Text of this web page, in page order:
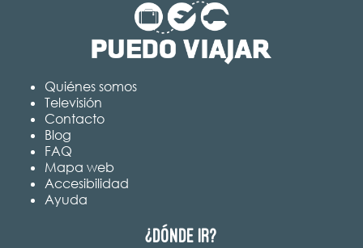
Quiénes somos
Televisión
Contacto
Blog
FAQ
Mapa web
Accesibilidad
Ayuda
¿Dónde ir?